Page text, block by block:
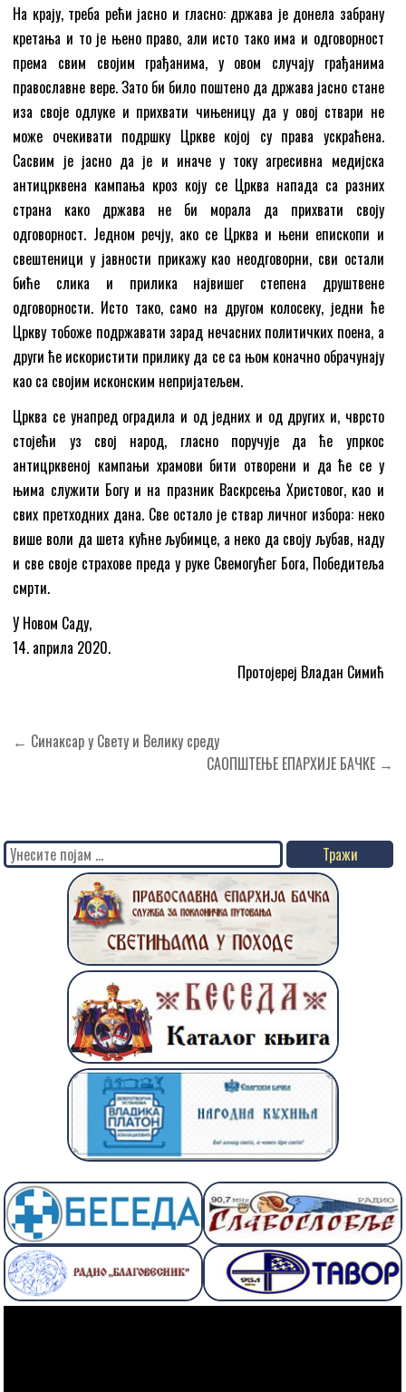
На крају, треба рећи јасно и гласно: држава је донела забрану
кретања и то је њено право, али исто тако има и одговорност
према свим својим грађанима, у овом случају грађанима
православне вере. Зато би било поштено да држава јасно стане
иза своје одлуке и прихвати чињеницу да у овој ствари не
може очекивати подршку Цркве којој су права ускраћена.
Сасвим је јасно да је и иначе у току агресивна медијска
антицрквена кампања кроз коју се Црква напада са разних
страна како држава не би морала да прихвати своју
одговорност. Једном речју, ако се Црква и њени епископи и
свештеници у јавности прикажу као неодговорни, сви остали
биће слика и прилика највишег степена друштвене
одговорности. Исто тако, само на другом колосеку, једни ће
Цркву тобоже подржавати зарад нечасних политичких поена, а
други ће искористити прилику да се са њом коначно обрачунају
као са својим исконским непријатељем.
Црква се унапред оградила и од једних и од других и, чврсто
стојећи уз свој народ, гласно поручује да ће упркос
антицрквеној кампањи храмови бити отворени и да ће се у
њима служити Богу и на празник Васкрсења Христовог, као и
свих претходних дана. Све остало је ствар личног избора: неко
више воли да шета кућне љубимце, а неко да своју љубав, наду
и све своје страхове преда у руке Свемогућег Бога, Победитеља
смрти.
У Новом Саду,
14. априла 2020.
Протојереј Владан Симић
Кретање
← Синаксар у Свету и Велику среду
САОПШТЕЊЕ ЕПАРХИЈЕ БАЧКЕ →
Search
for: